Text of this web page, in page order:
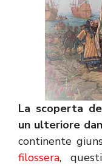
La scoperta
un ulteriore
continente
filossera,